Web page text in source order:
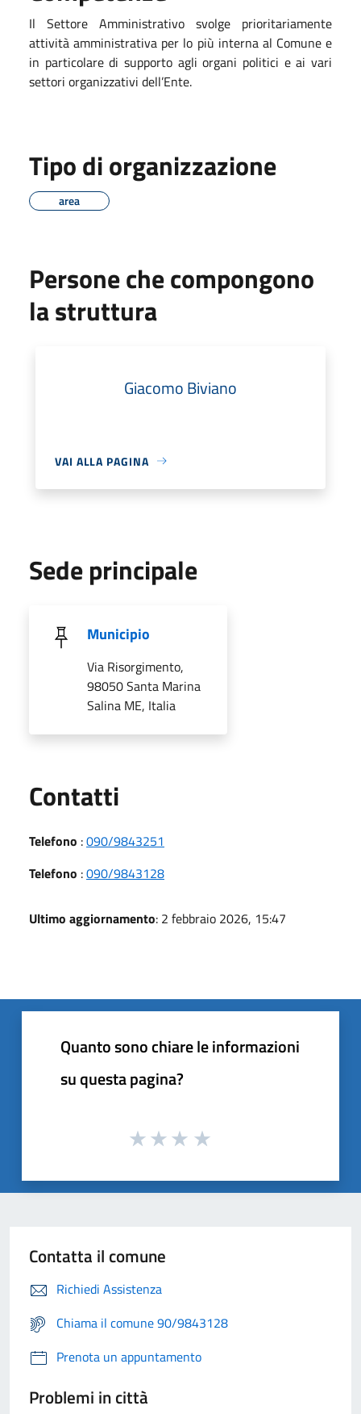
Il Settore Amministrativo svolge prioritariamente
attività amministrativa per lo più interna al Comune e
in particolare di supporto agli organi politici e ai vari
settori organizzativi dell’Ente.
Tipo di organizzazione
area
Persone che compongono
la struttura
Giacomo Biviano
VAI ALLA PAGINA
Sede principale
Municipio
Via Risorgimento,
98050 Santa Marina
Salina ME, Italia
Contatti
Telefono :090/9843251
Telefono :090/9843128
Ultimo aggiornamento: 2 febbraio 2026, 15:47
Quanto sono chiare le informazioni
su questa pagina?
Contatta il comune
Richiedi Assistenza
Chiama il comune 90/9843128
Prenota un appuntamento
Problemi in città